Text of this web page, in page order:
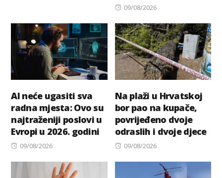
Posted
09/08/2026
AI neće ugasiti sva
radna mjesta: Ovo su
najtraženiji poslovi u
Evropi u 2026. godini
Posted
09/08/2026
Na plaži u Hrvatskoj
bor pao na kupače,
povrijeđeno dvoje
odraslih i dvoje djece
Posted
09/08/2026